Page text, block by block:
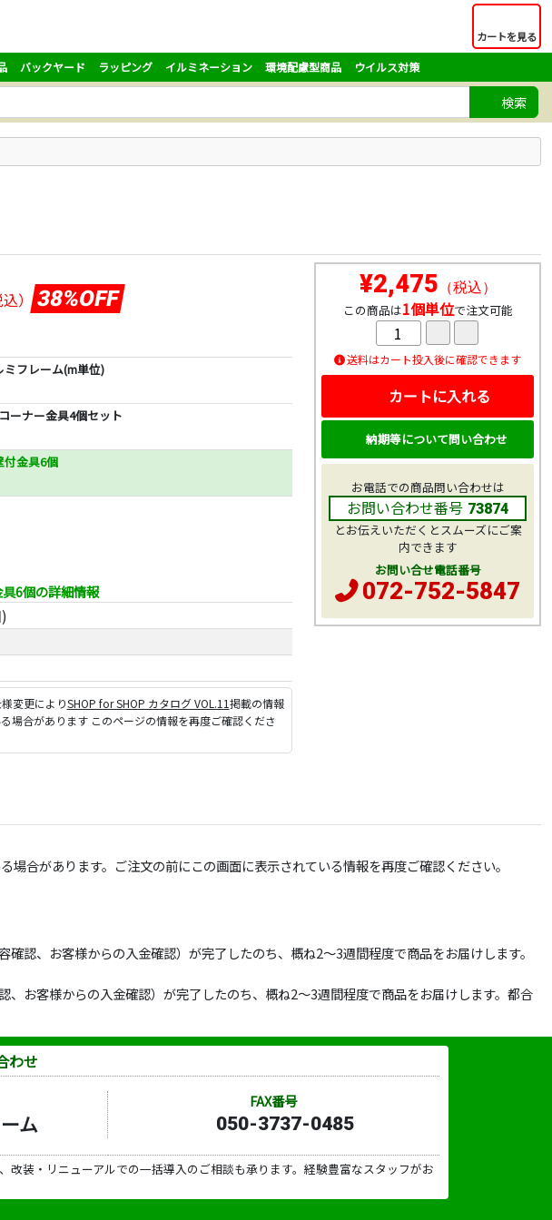
カートを見る
バックヤード ラッピング イルミネーション 環境配慮型商品 ウイルス対策
検索
込） 38%OFF
ミフレーム(m単位)
ーナー金具4個セット
付金具6個
6個の詳細情報
変更によりSHOP for SHOP カタログ VOL.11掲載の情報
場合があります このページの情報を再度ご確認くださ
¥2,475 （税込）
この商品は1個単位で注文可能
送料はカート投入後に確認できます
カートに入れる
納期等について問い合わせ
お電話での商品問い合わせは
お問い合わせ番号 73874
とお伝えいただくとスムーズにご案
内できます
お問い合せ電話番号
072-752-5847
合があります。ご注文の前にこの画面に表示されている情報を再度ご確認ください。
認、お客様からの入金確認）が完了したのち、概ね2～3週間程度で商品をお届けします。
お客様からの入金確認）が完了したのち、概ね2～3週間程度で商品をお届けします。都合
わせ
ム
FAX番号
050-3737-0485
装・リニューアルでの一括導入のご相談も承ります。経験豊富なスタッフがお